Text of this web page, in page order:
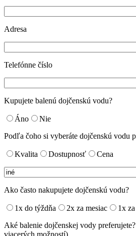
Adresa
Telefónne číslo
Kupujete balenú dojčenskú vodu?
Áno
Nie
Podľa čoho si vyberáte dojčenskú vodu
Kvalita Dostupnosť Cena
Ako často nakupujete dojčenskú vodu?
1x do týždňa 2x za mesiac 1x
Aké balenie dojčenskej vody